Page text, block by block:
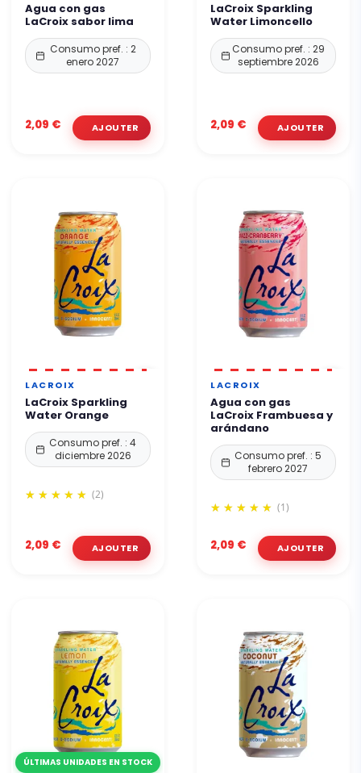
Agua con gas
LaCroix sabor lima
Consumo pref. : 2
enero 2027
2,09 €
LaCroix Sparkling
Water Limoncello
Consumo pref. : 29
septiembre 2026
2,09 €
LACROIX
LaCroix Sparkling
Water Orange
Consumo pref. : 4
diciembre 2026
(2)
2,09 €
LACROIX
Agua con gas
LaCroix Frambuesa y
arándano
Consumo pref. : 5
febrero 2027
(1)
2,09 €
ÚLTIMAS UNIDADES EN STOCK